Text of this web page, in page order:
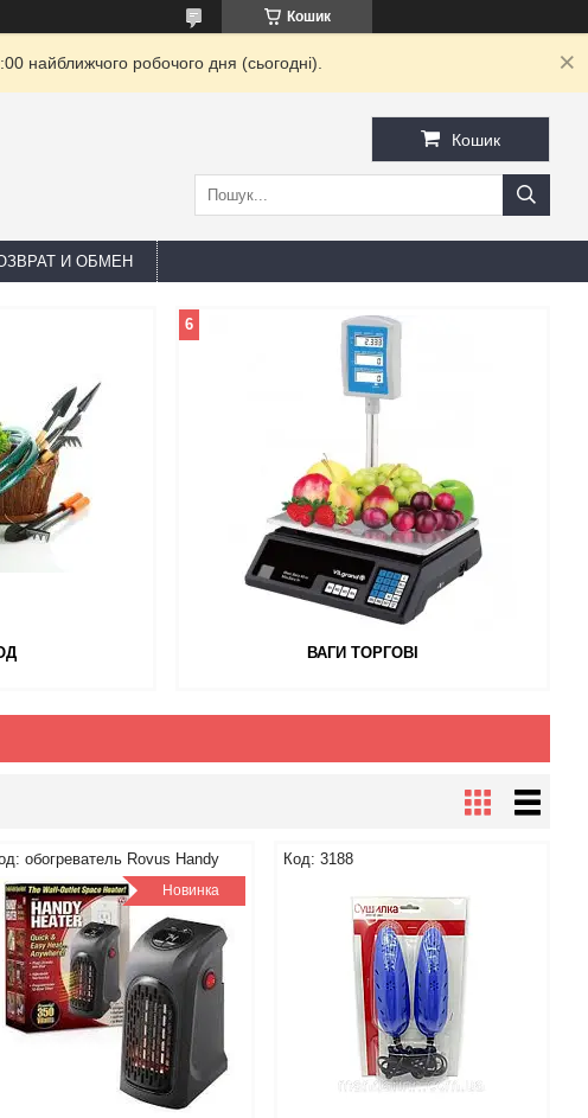
Кошик
найближчого робочого дня (сьогодні).
Кошик
И ОБМЕН
ВАГИ ТОРГОВІ
6
обогреватель Rovus Handy
Новинка
3188